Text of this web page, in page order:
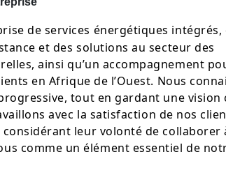
de services énergétiques intégrés,
et des solutions au secteur des
ainsi qu’un accompagnement
en Afrique de l’Ouest. Nous
tout en gardant une vision
avec la satisfaction de nos
leur volonté de collaborer
comme un élément essentiel de